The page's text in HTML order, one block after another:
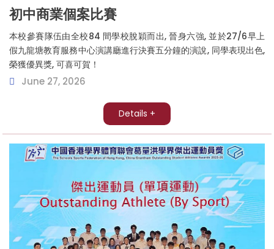
初中商業個案比賽
本校參賽隊伍由全校84 間學校脫穎而出, 晉身六強, 並於27/6早上
假九龍塘教育服務中心演講廳進行決賽五分鐘的演說, 同學表現出色,
榮獲優異獎, 可喜可賀！
June 27, 2026
Details +